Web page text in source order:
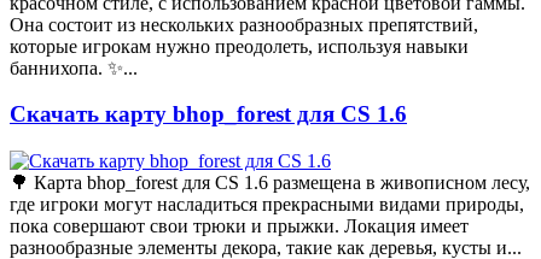
Она состоит из нескольких разнообразных препятствий,
которые игрокам нужно преодолеть, используя навыки
баннихопа. ✨...
Скачать карту bhop_forest для CS 1.6
🌳 Карта bhop_forest для CS 1.6 размещена в живописном лесу,
где игроки могут насладиться прекрасными видами природы,
пока совершают свои трюки и прыжки. Локация имеет
разнообразные элементы декора, такие как деревья, кусты и...